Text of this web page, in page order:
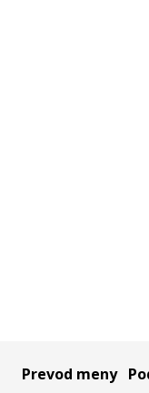
Prevod meny